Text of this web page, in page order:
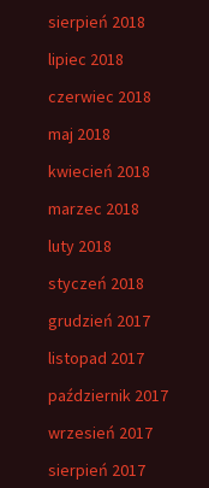
sierpień 2018
lipiec 2018
czerwiec 2018
maj 2018
kwiecień 2018
marzec 2018
luty 2018
styczeń 2018
grudzień 2017
listopad 2017
październik 2017
wrzesień 2017
sierpień 2017